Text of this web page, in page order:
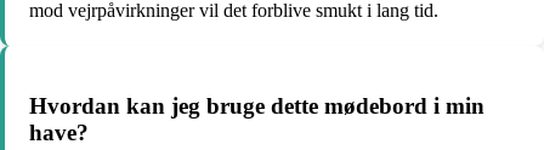
mod vejrpåvirkninger vil det forblive smukt i lang tid.
Hvordan kan jeg bruge dette mødebord i min
have?